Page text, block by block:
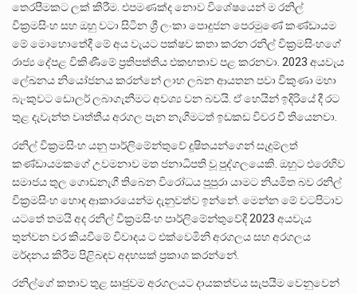
තෙරපීමකට ලක් කිරීම. එපමණක්ද නොව විශේෂයෙන් ම රනිල්
වික්‍රමසිංහ සහ ඔහු වටා සිටින ශ්‍රී ලංකා පොදුජන පෙරමුණේ කණ්ඩායම
මේ මොහොතේදී මේ අය වැයට පක්ෂව කතා කරන රනිල් වික්‍රමසිංහගේ
රාජ්‍ය දේපළ විකිණීමේ ප්‍රතිපත්තිය එකඟතාව පළ කරනවා. 2023 අයවැය
ලේඛනය නියෝජනය කරන්නේ ලාභ ලබන ආයතන පවා විකුණා මහා
බැංකුවට ඩොලර් ලබාගැනීමට අවශ්‍ය වන බවයි. ඒ හෙයින් ඉදිරියේ දී රට
තුළ දැවැන්ත වෘත්තීය අරගල පැන නැගීමටත් ඉඩකඩ විවර වී තියෙනවා.
රනිල් වික්‍රමසිංහ යනු පාර්ලිමේන්තුවේ දූෂිතයන්ගෙන් සැදුම්ලත්
කණ්ඩායමකගේ උවමනාව මත ජනාධිපති වූ පුද්ගලයෙකි. ඔහුට එරෙහිව
සමාජය තුල ගොඩනැගී තිබෙන විරෝධය පුපුරා යාමට නියමිත බව රනිල්
වික්‍රමසිංහ හොඳ ආකාරයෙන්ම දැනුවත්ව ඉන්නේ. මෙන්න මේ වටපිටාව
යටතේ තමයි අද රනිල් වික්‍රමසිංහ පාර්ලිමේන්තුවේදී 2023 අයවැය
තුන්වන වර කියවීමේ විවාදය ට එක්වෙමිනි අරගලය සහ අරගලය
මර්දනය කිරීම පිළිබඳව අදහසක් ප්‍රකාශ කරන්නේ.
රනිල්ගේ කතාව තුළ සෘජුවම අරගලයට දායකත්වය සැපයීම වෙනුවෙන්